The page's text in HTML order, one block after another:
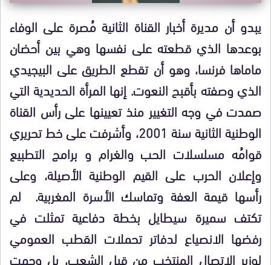
يبدو أن مديرة أخبار القناة الثانية مُصرة على الوفاء
بوعدها الذي قطعته على نفسها وهي بين أحضان
ماماها فرنسا، وهو أن تقطع الطريق على البيجيدي
الذي وصفته بأقبح النعوت. إنها المرأة الحديدية التي
صمدت في وجه التغيير منذ تعيينها على رأس القناة
الوطنية الثانية سنة 2001، وأشرفت على خط تحريري
قوامُه مسلسلات الحب والغرام و برامج التطبيع
وإعلان الحرب على القيم الوطنية الأصيلة، وعلى
رأسها قيمة العفة وتماسك الأسرة المغربية. لم
تكتف سميرة سيطايل بخطة دفاعية تمثلت في
رفضها الانصياع لدفاتر تحملات القطب العمومي
لوزير الاتصال المنتخب من قبل الشعب، بل وجهت